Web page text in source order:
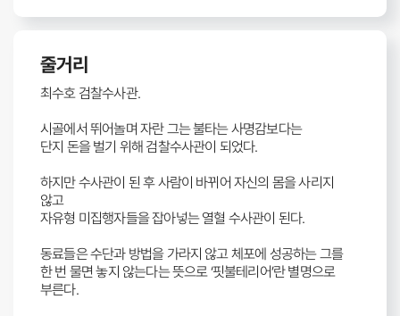
줄거리
최수호 검찰수사관.
시골에서 뛰어놀며 자란 그는 불타는 사명감보다는
단지 돈을 벌기 위해 검찰수사관이 되었다.
하지만 수사관이 된 후 사람이 바뀌어 자신의 몸을 사리지
않고
자유형 미집행자들을 잡아넣는 열혈 수사관이 된다.
동료들은 수단과 방법을 가라지 않고 체포에 성공하는 그를
한 번 물면 놓지 않는다는 뜻으로 ‘핏불테리어’란 별명으로
부른다.